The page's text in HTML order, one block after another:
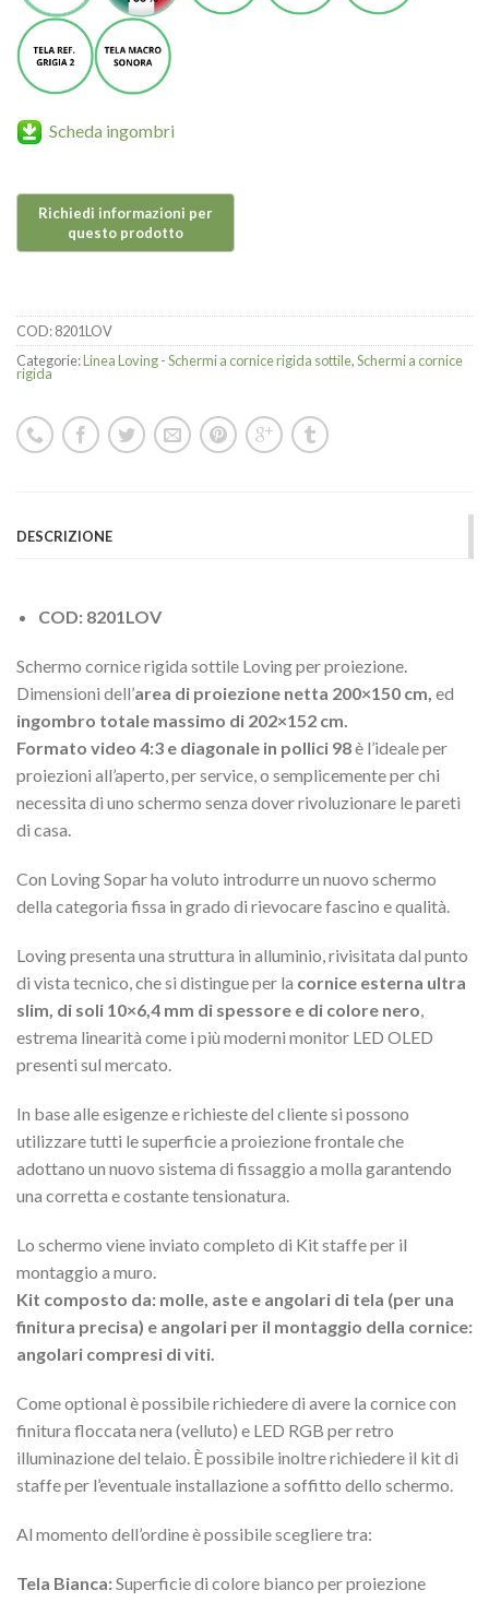
Scheda ingombri
COD:8201LOV
Categorie:Linea Loving - Schermi a cornice rigida sottile,Schermi a cornice
rigida
DESCRIZIONE
COD: 8201LOV
Schermo cornice rigida sottile Loving per proiezione.
Dimensioni dell’area di proiezione netta 200×150 cm, ed
ingombro totale massimo di 202×152 cm.
Formato video 4:3 e diagonale in pollici 98è l’ideale per
proiezioni all’aperto, per service, o semplicemente per chi
necessita di uno schermo senza dover rivoluzionare le pareti
di casa.
Con Loving Sopar ha voluto introdurre un nuovo schermo
della categoria fissa in grado di rievocare fascino e qualità.
Loving presenta una struttura in alluminio, rivisitata dal punto
di vista tecnico, che si distingue per la cornice esterna ultra
slim, di soli 10×6,4 mm di spessore e di colore nero,
estrema linearità come i più moderni monitor LED OLED
presenti sul mercato.
In base alle esigenze e richieste del cliente si possono
utilizzare tutti le superficie a proiezione frontale che
adottano un nuovo sistema di fissaggio a molla garantendo
una corretta e costante tensionatura.
Lo schermo viene inviato completo di Kit staffe per il
montaggio a muro.
Kit composto da: molle, aste e angolari di tela (per una
finitura precisa) e angolari per il montaggio della cornice:
angolari compresi di viti.
Come optional è possibile richiedere di avere la cornice con
finitura floccata nera (velluto) e LED RGB per retro
illuminazione del telaio. È possibile inoltre richiedere il kit di
staffe per l’eventuale installazione a soffitto dello schermo.
Al momento dell’ordine è possibile scegliere tra:
Tela Bianca:Superficie di colore bianco per proiezione